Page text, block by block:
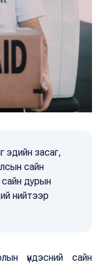
эдийн засаг,
сайн
дурын
нийтээр
үндэсний сайн